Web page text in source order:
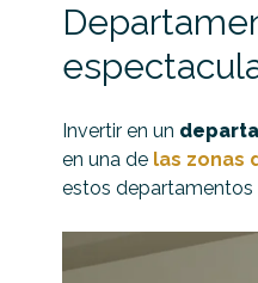
Invertir en un
en una de las zonas
estos departamentos